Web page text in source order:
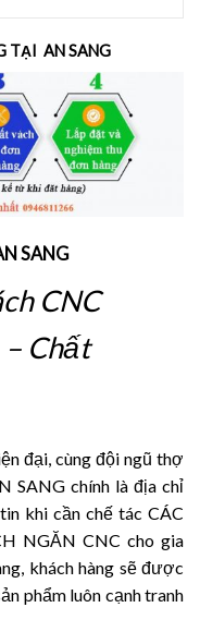
TẠI AN SANG
SANG
CNC
Chất
đại, cùng đội ngũ thợ
SANG chính là địa chỉ
khi cần chế tác CÁC
NGĂN CNC cho gia
khách hàng sẽ được
phẩm luôn cạnh tranh